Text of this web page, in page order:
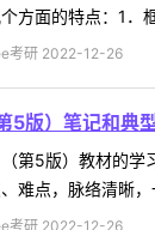
方面的特点：1
考研 2022-12-26
5版）笔记和典
第5版）教材的
难点，脉络清晰
考研 2022-12-26